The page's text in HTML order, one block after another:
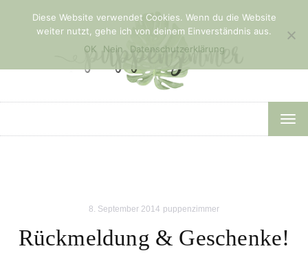
8. September 2014 puppenzimmer
Rückmeldung & Geschenke!
Diese Website verwendet Cookies. Wenn du die Website
weiter nutzt, gehe ich von deinem Einverständnis aus.
OK
Nein Datenschutzerklärung